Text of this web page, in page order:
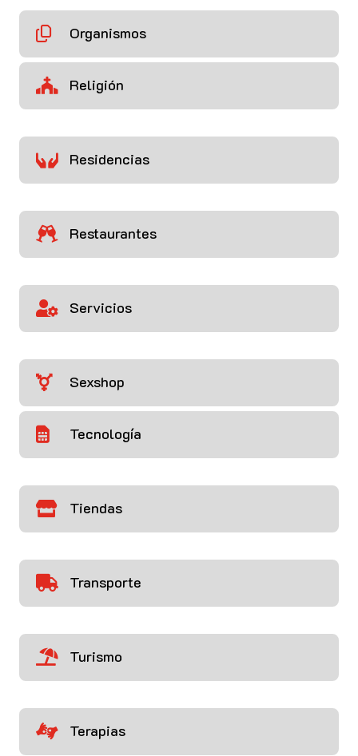
 Organismos
 Religión
 Residencias
 Restaurantes
 Servicios
 Sexshop
 Tecnología
 Tiendas
 Transporte
 Turismo
 Terapias